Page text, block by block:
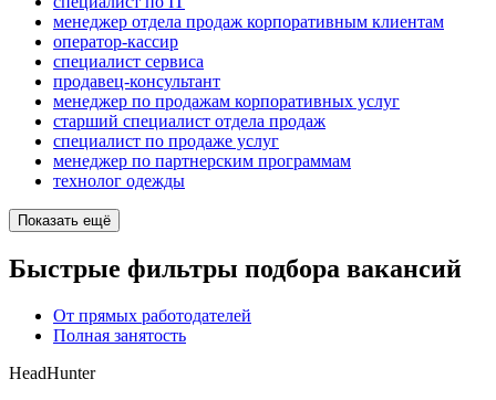
менеджер отдела продаж корпоративным клиентам
оператор-кассир
специалист сервиса
продавец-консультант
менеджер по продажам корпоративных услуг
старший специалист отдела продаж
специалист по продаже услуг
менеджер по партнерским программам
технолог одежды
Показать ещё
Быстрые фильтры подбора вакансий
От прямых работодателей
Полная занятость
HeadHunter